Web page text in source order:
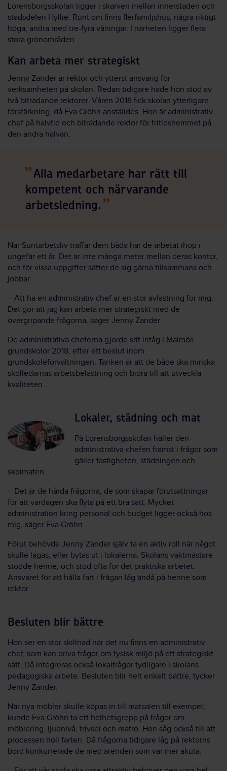
Lorensborgsskolan ligger i skarven mellan innerstaden och
stadsdelen Hyllie. Runt om finns flerfamiljshus, några riktigt
höga, andra med tre-fyra våningar. I närheten ligger flera
stora grönområden.
Kan arbeta mer strategiskt
Jenny Zander är rektor och ytterst ansvarig för
verksamheten på skolan. Redan tidigare hade hon stöd av
två biträdande rektorer. Våren 2018 fick skolan ytterligare
förstärkning, då Eva Gröhn anställdes. Hon är administrativ
chef på halvtid och biträdande rektor för fritidshemmet på
den andra halvan.
Alla medarbetare har rätt till
kompetent och närvarande
arbetsledning.
När Suntarbetsliv träffar dem båda har de arbetat ihop i
ungefär ett år. Det är inte många meter mellan deras kontor,
och för vissa uppgifter sätter de sig gärna tillsammans och
jobbar.
– Att ha en administrativ chef är en stor avlastning för mig.
Det gör att jag kan arbeta mer strategiskt med de
övergripande frågorna, säger Jenny Zander.
De administrativa cheferna gjorde sitt intåg i Malmös
grundskolor 2018, efter ett beslut inom
grundskoleförvaltningen. Tanken är att de både ska minska
skolledarnas arbetsbelastning och bidra till att utveckla
kvaliteten.
Lokaler, städning och mat
På Lorensborgsskolan håller den
administrativa chefen främst i frågor som
gäller fastigheten, städningen och
skolmaten.
– Det är de hårda frågorna, de som skapar förutsättningar
för att vardagen ska flyta på ett bra sätt. Mycket
administration kring personal och budget ligger också hos
mig, säger Eva Gröhn.
Förut behövde Jenny Zander själv ta en aktiv roll när något
skulle lagas, eller bytas ut i lokalerna. Skolans vaktmästare
stödde henne, och stod ofta för det praktiska arbetet.
Ansvaret för att hålla fart i frågan låg ändå på henne som
rektor.
Besluten blir bättre
Hon ser en stor skillnad när det nu finns en administrativ
chef, som kan driva frågor om fysisk miljö på ett strategiskt
sätt. Då integreras också lokalfrågor tydligare i skolans
pedagogiska arbete. Besluten blir helt enkelt bättre, tycker
Jenny Zander.
När nya möbler skulle köpas in till matsalen till exempel,
kunde Eva Gröhn ta ett helhetsgrepp på frågor om
möblering, ljudnivå, trivsel och matro. Hon såg också till att
processen höll farten. Då frågorna tidigare låg på rektorns
bord konkurrerade de med ärenden som var mer akuta.